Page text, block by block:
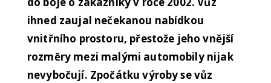
ihned zaujal nečekanou nabídkou
vnitřního prostoru, přestože jeho vnější
rozměry mezi malými automobily nijak
nevybočují. Zpočátku výroby se vůz